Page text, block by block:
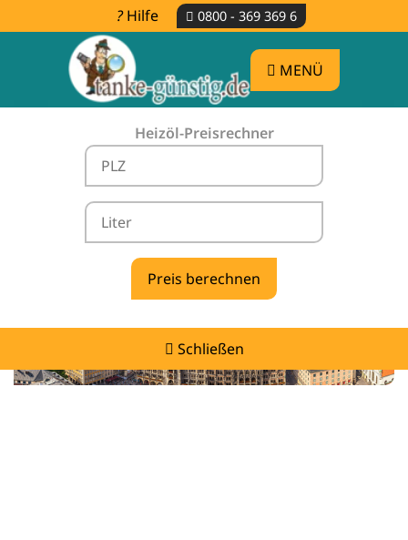
Hilfe 0800 - 369 369 6
MENÜ
Heizöl-Preisrechner
Schließen
Heizölpreise Chieming -
vergleichen & günstig tanken